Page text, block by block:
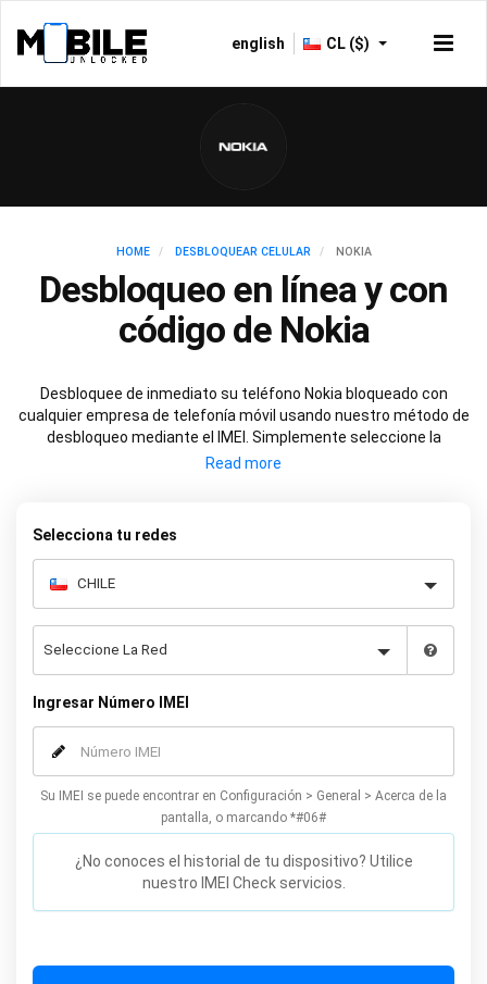
english CL ($)
HOME DESBLOQUEAR CELULAR NOKIA
Desbloqueo en línea y con
código de Nokia
Desbloquee de inmediato su teléfono Nokia bloqueado con
cualquier empresa de telefonía móvil usando nuestro método de
desbloqueo mediante el IMEI. Simplemente seleccione la
empresa de telefonía móvil con la que su Nokia esté bloqueado y
Selecciona tu redes
Ingresar Número IMEI
Su IMEI se puede encontrar en Configuración > General > Acerca de la
pantalla, o marcando *#06#
¿No conoces el historial de tu dispositivo? Utilice
nuestro IMEI Check servicios.